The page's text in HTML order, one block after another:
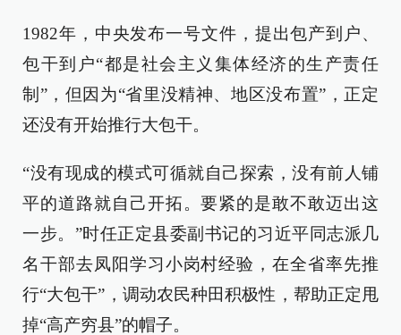
1982年，中央发布一号文件，提出包产到户、
包干到户“都是社会主义集体经济的生产责任
制”，但因为“省里没精神、地区没布置”，正定
还没有开始推行大包干。
“没有现成的模式可循就自己探索，没有前人铺
平的道路就自己开拓。要紧的是敢不敢迈出这
一步。”时任正定县委副书记的习近平同志派几
名干部去凤阳学习小岗村经验，在全省率先推
行“大包干”，调动农民种田积极性，帮助正定甩
掉“高产穷县”的帽子。